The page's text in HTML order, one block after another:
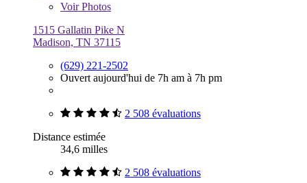
VoirPhotos
1515 Gallatin Pike N
Madison, TN 37115
(629) 221-2502
Ouvert aujourd'hui de 7h am à 7h pm
2 508 évaluations
Distance estimée
34,6 milles
2 508 évaluations